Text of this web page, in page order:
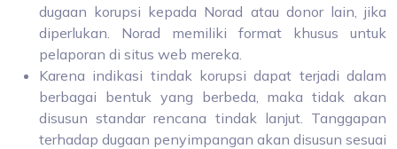
dugaan korupsi kepada Norad atau donor lain, jika
diperlukan. Norad memiliki format khusus untuk
pelaporan di situs web mereka.
Karena indikasi tindak korupsi dapat terjadi dalam
berbagai bentuk yang berbeda, maka tidak akan
disusun standar rencana tindak lanjut. Tanggapan
terhadap dugaan penyimpangan akan disusun sesuai